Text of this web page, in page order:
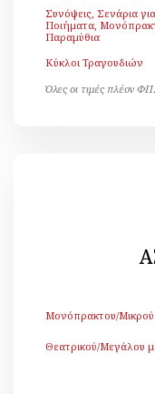
Συνόψεις, Σενάρια
Ποιήματα,
Παραμύθια
Κύκλοι Τραγουδιών
Όλες οι τιμές πλέον
Μονόπρακτου/
Θεατρικού/Μεγάλου